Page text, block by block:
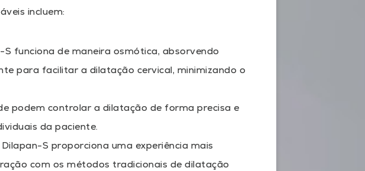
incluem:
S funciona de maneira osmótica, absorvendo
para facilitar a dilatação cervical, minimizando o
podem controlar a dilatação de forma precisa e
da paciente.
S proporciona uma experiência mais
com os métodos tradicionais de dilatação